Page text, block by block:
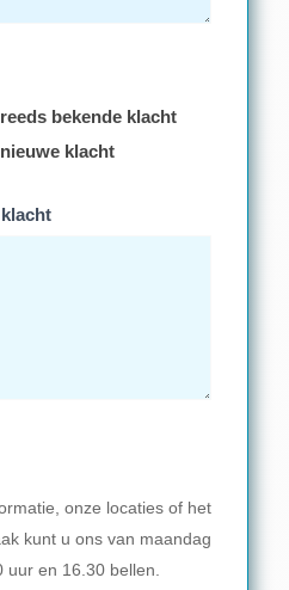
bekende klacht
klacht
onze locaties of het
kunt u ons van maandag
en 16.30 bellen.